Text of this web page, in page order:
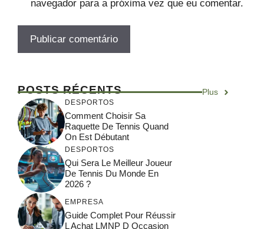
navegador para a próxima vez que eu comentar.
POSTS RÉCENTS Plus
DESPORTOS
Comment Choisir Sa
Raquette De Tennis Quand
On Est Débutant
DESPORTOS
Qui Sera Le Meilleur Joueur
De Tennis Du Monde En
2026 ?
EMPRESA
Guide Complet Pour Réussir
L Achat LMNP D Occasion